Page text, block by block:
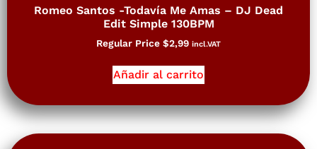
Romeo Santos -Todavía Me Amas – DJ Dead
Edit Simple 130BPM
Regular Price $2,99 incl.VAT
Añadir al carrito